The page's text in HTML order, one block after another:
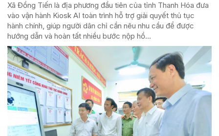
Xã Đồng Tiến là địa phương đầu tiên của tỉnh Thanh Hóa đưa
vào vận hành Kiosk AI toàn trình hỗ trợ giải quyết thủ tục
hành chính, giúp người dân chỉ cần nêu nhu cầu để được
hướng dẫn và hoàn tất nhiều bước nộp hồ...